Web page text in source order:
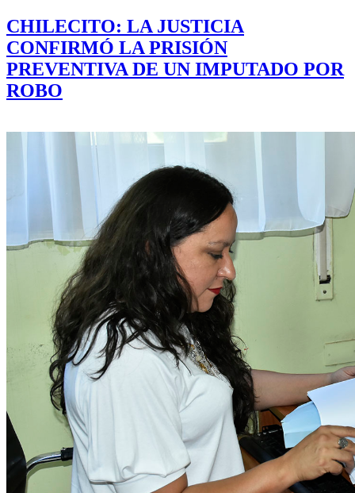
CHILECITO: LA JUSTICIA
CONFIRMÓ LA PRISIÓN
PREVENTIVA DE UN IMPUTADO POR
ROBO